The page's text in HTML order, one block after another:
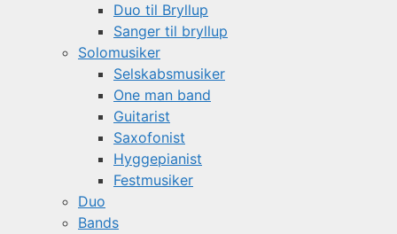
Duo til Bryllup
Sanger til bryllup
Solomusiker
Selskabsmusiker
One man band
Guitarist
Saxofonist
Hyggepianist
Festmusiker
Duo
Bands